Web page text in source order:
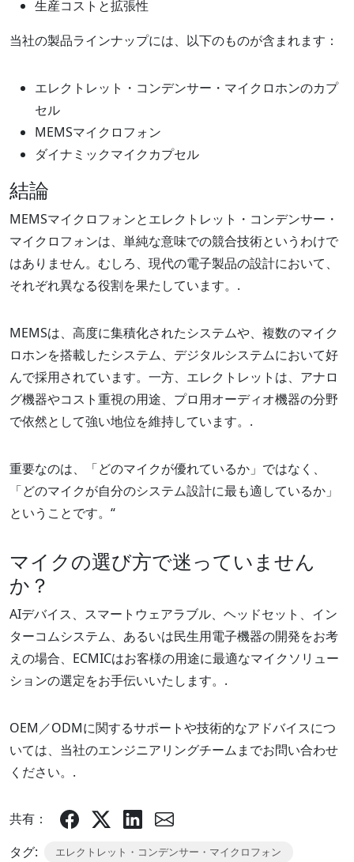
生産コストと拡張性
当社の製品ラインナップには、以下のものが含まれます：
エレクトレット・コンデンサー・マイクロホンのカプ
セル
MEMSマイクロフォン
ダイナミックマイクカプセル
結論
MEMSマイクロフォンとエレクトレット・コンデンサー・
マイクロフォンは、単純な意味での競合技術というわけで
はありません。むしろ、現代の電子製品の設計において、
それぞれ異なる役割を果たしています。.
MEMSは、高度に集積化されたシステムや、複数のマイク
ロホンを搭載したシステム、デジタルシステムにおいて好
んで採用されています。一方、エレクトレットは、アナロ
グ機器やコスト重視の用途、プロ用オーディオ機器の分野
で依然として強い地位を維持しています。.
重要なのは、「どのマイクが優れているか」ではなく、
「どのマイクが自分のシステム設計に最も適しているか」
ということです。“
マイクの選び方で迷っていません
か？
AIデバイス、スマートウェアラブル、ヘッドセット、イン
ターコムシステム、あるいは民生用電子機器の開発をお考
えの場合、ECMICはお客様の用途に最適なマイクソリュー
ションの選定をお手伝いいたします。.
OEM／ODMに関するサポートや技術的なアドバイスにつ
いては、当社のエンジニアリングチームまでお問い合わせ
ください。.
共有：
タグ:
エレクトレット・コンデンサー・マイクロフォン